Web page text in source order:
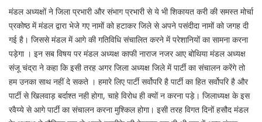
मंडल अध्यक्षों ने जिला प्रभारी और संभाग प्रभारी से ये भी शिकायत करी की समस्त मोर्चा
प्रकोष्ठ में मंडल द्वारा भेजे गए नामों को हटाकर जिले से अपने पसंदीदा नामों को जगह दी
गई है। जिससे मंडल में आगे की गतिविधि संचालित करने में परेशानियों का सामना करना
पड़ेगा । इन सब विषय पर मंडल अध्यक्ष काफी नाराज नजर आए बोथिया मंडल अध्यक्ष
संजू चंद्रा ने कहा कि इसी तरह अगर जिला अध्यक्ष जिले में पार्टी का संचालन करेंगे तो
हम उनका साथ नहीं दे सकते । हमारे लिए पार्टी सर्वोपरि है पार्टी का हित सर्वोपरि है और
पार्टी से खिलवाड़ बर्दाश्त नही होगा, चाहे विरोध ही क्यों न करना पड़े। जिलाध्यक्ष के इस
रवैय्ये से आगे पार्टी का संचालन करना मुश्किल होगा। इसी तरह विगत दिनों हसौद मंडल